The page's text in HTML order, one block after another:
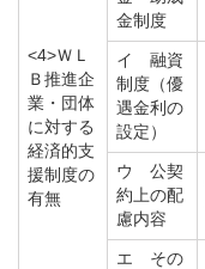
<4>ＷＬ
Ｂ推進企
業・団体
に対する
経済的支
援制度の
有無
金制度
イ 融資
制度（優
遇金利の
設定）
ウ 公契
約上の配
慮内容
エ その